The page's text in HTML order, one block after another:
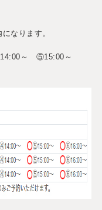
なります。
～ ⑤15:00～